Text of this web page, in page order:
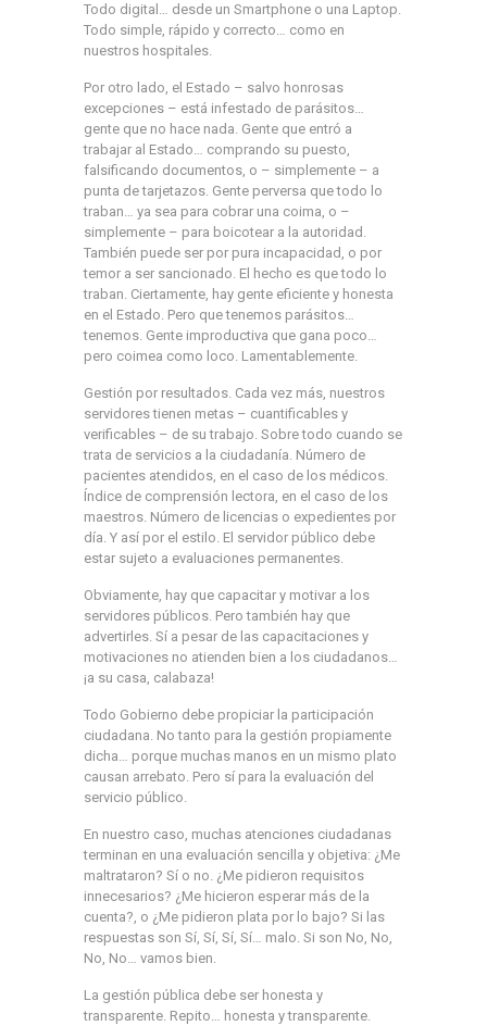
Todo digital… desde un Smartphone o una Laptop.
Todo simple, rápido y correcto… como en
nuestros hospitales.
Por otro lado, el Estado – salvo honrosas
excepciones – está infestado de parásitos…
gente que no hace nada. Gente que entró a
trabajar al Estado… comprando su puesto,
falsificando documentos, o – simplemente – a
punta de tarjetazos. Gente perversa que todo lo
traban… ya sea para cobrar una coima, o –
simplemente – para boicotear a la autoridad.
También puede ser por pura incapacidad, o por
temor a ser sancionado. El hecho es que todo lo
traban. Ciertamente, hay gente eficiente y honesta
en el Estado. Pero que tenemos parásitos…
tenemos. Gente improductiva que gana poco…
pero coimea como loco. Lamentablemente.
Gestión por resultados. Cada vez más, nuestros
servidores tienen metas – cuantificables y
verificables – de su trabajo. Sobre todo cuando se
trata de servicios a la ciudadanía. Número de
pacientes atendidos, en el caso de los médicos.
Índice de comprensión lectora, en el caso de los
maestros. Número de licencias o expedientes por
día. Y así por el estilo. El servidor público debe
estar sujeto a evaluaciones permanentes.
Obviamente, hay que capacitar y motivar a los
servidores públicos. Pero también hay que
advertirles. Sí a pesar de las capacitaciones y
motivaciones no atienden bien a los ciudadanos…
¡a su casa, calabaza!
Todo Gobierno debe propiciar la participación
ciudadana. No tanto para la gestión propiamente
dicha… porque muchas manos en un mismo plato
causan arrebato. Pero sí para la evaluación del
servicio público.
En nuestro caso, muchas atenciones ciudadanas
terminan en una evaluación sencilla y objetiva: ¿Me
maltrataron? Sí o no. ¿Me pidieron requisitos
innecesarios? ¿Me hicieron esperar más de la
cuenta?, o ¿Me pidieron plata por lo bajo? Si las
respuestas son Sí, Sí, Sí, Sí… malo. Si son No, No,
No, No… vamos bien.
La gestión pública debe ser honesta y
transparente. Repito… honesta y transparente.